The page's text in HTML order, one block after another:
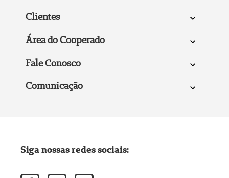
Clientes
Área do Cooperado
Fale Conosco
Comunicação
Siga nossas redes sociais: